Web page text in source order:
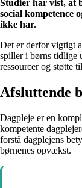
Studier har vist, at
social kompetence
ikke har.
Det er derfor vigtigt
spiller i børns tidlige
ressourcer og støtte
Afsluttende
Dagpleje er en
kompetente
forstå dagplejens
børnenes opvækst.